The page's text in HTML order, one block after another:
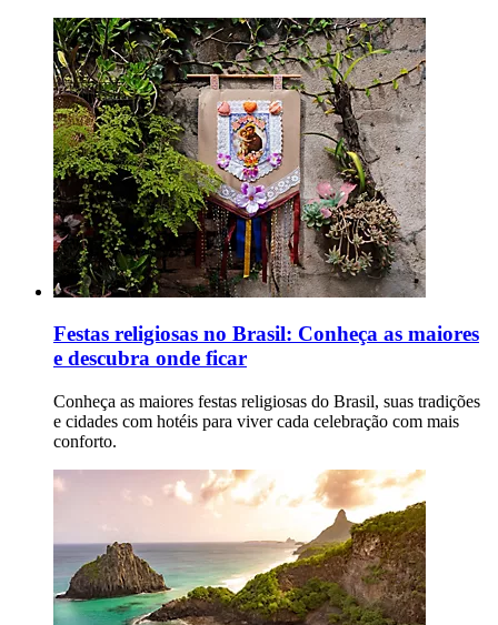
Festas religiosas no Brasil: Conheça as maiores
e descubra onde ficar
Conheça as maiores festas religiosas do Brasil, suas tradições
e cidades com hotéis para viver cada celebração com mais
conforto.